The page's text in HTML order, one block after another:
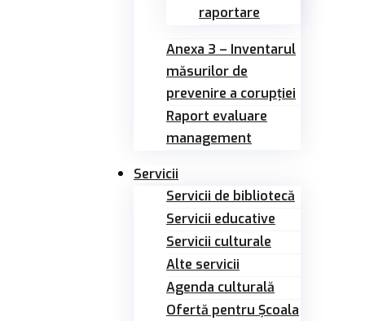
raportare
Anexa 3 – Inventarul
măsurilor de
prevenire a corupției
Raport evaluare
management
Servicii
Servicii de bibliotecă
Servicii educative
Servicii culturale
Alte servicii
Agenda culturală
Ofertă pentru Şcoala